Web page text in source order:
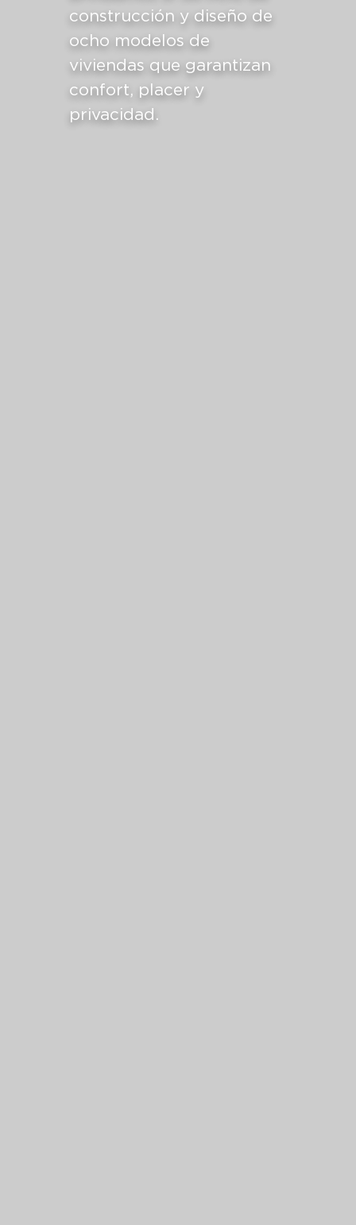
construcción y diseño de
ocho modelos de
viviendas que garantizan
confort, placer y
privacidad.